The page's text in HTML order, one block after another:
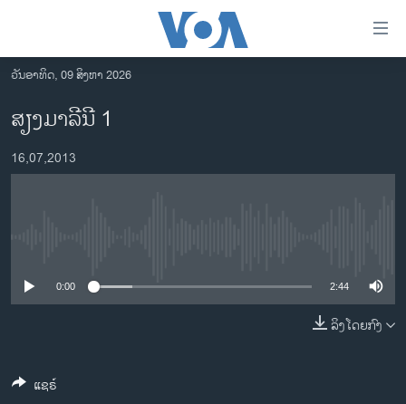
ເຂົ້າ
ຂ້າມ
ຂ້າມ
ຂ້າມ
ລາວ
ອາເມຣິກາ
ເອເຊຍ
ຊຸມຊົນຊາວລາວ
ວັນອາທິດ, 09 ສິງຫາ 2026
ສຽງມາລີນີ 1
16,07,2013
0:00 2:44
ລິງໂດຍກົງ
ແຊຣ໌